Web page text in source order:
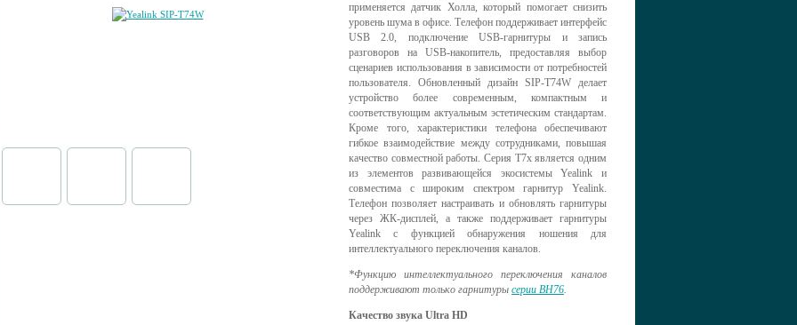
применяется датчик Холла, который помогает снизить
уровень шума в офисе. Телефон поддерживает интерфейс
USB 2.0, подключение USB-гарнитуры и запись
разговоров на USB-накопитель, предоставляя выбор
сценариев использования в зависимости от потребностей
пользователя. Обновленный дизайн SIP-T74W делает
устройство более современным, компактным и
соответствующим актуальным эстетическим стандартам.
Кроме того, характеристики телефона обеспечивают
гибкое взаимодействие между сотрудниками, повышая
качество совместной работы. Серия T7x является одним
из элементов развивающейся экосистемы Yealink и
совместима с широким спектром гарнитур Yealink.
Телефон позволяет настраивать и обновлять гарнитуры
через ЖК-дисплей, а также поддерживает гарнитуры
Yealink с функцией обнаружения ношения для
интеллектуального переключения каналов.
*Функцию интеллектуального переключения каналов
поддерживают только гарнитуры серии BH76.
Качество звука Ultra HD